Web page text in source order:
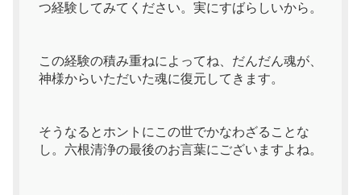
つ経験してみてください。実にすばらしいから。
この経験の積み重ねによってね、だんだん魂が、
神様からいただいた魂に復元してきます。
そうなるとホントにこの世でかなわざることな
し。六根清浄の最後のお言葉にございますよね。